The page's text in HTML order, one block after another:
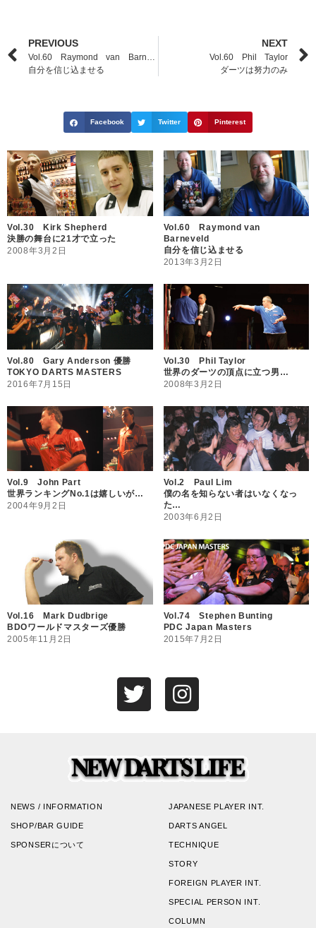
PREVIOUS
Vol.60 Raymond van Barneveld
自分を信じ込ませる
NEXT
Vol.60 Phil Taylor
ダーツは努力のみ
Facebook Twitter Pinterest
Vol.30 Kirk Shepherd
決勝の舞台に21才で立った
2008年3月2日
Vol.60 Raymond van
Barneveld
自分を信じ込ませる
2013年3月2日
Vol.80 Gary Anderson 優勝
TOKYO DARTS MASTERS
2016年7月15日
Vol.30 Phil Taylor
世界のダーツの頂点に立つ男…
2008年3月2日
Vol.9 John Part
世界ランキングNo.1は嬉しいが…
2004年9月2日
Vol.2 Paul Lim
僕の名を知らない者はいなくなっ
た…
2003年6月2日
Vol.16 Mark Dudbrige
BDOワールドマスターズ優勝
2005年11月2日
Vol.74 Stephen Bunting
PDC Japan Masters
2015年7月2日
NEWS / INFORMATION
SHOP/BAR GUIDE
SPONSERについて
JAPANESE PLAYER INT.
DARTS ANGEL
TECHNIQUE
STORY
FOREIGN PLAYER INT.
SPECIAL PERSON INT.
COLUMN